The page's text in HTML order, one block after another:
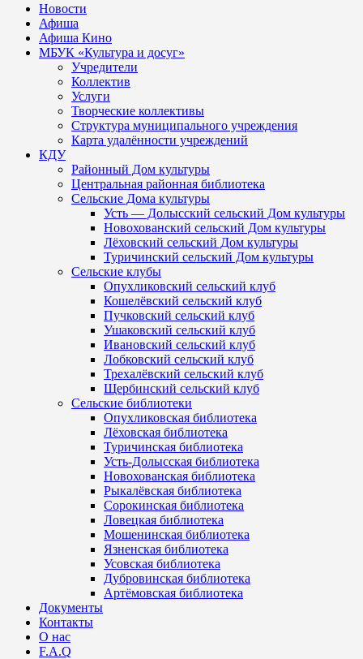
Новости
Афиша
Афиша Кино
МБУК «Культура и досуг»
Учредители
Коллектив
Услуги
Творческие коллективы
Структура муниципального учреждения
Карта удалённости учреждений
КДУ
Районный Дом культуры
Центральная районная библиотека
Сельские Дома культуры
Усть — Долысский сельский Дом культуры
Новохованский сельский Дом культуры
Лёховский сельский Дом культуры
Туричинский сельский Дом культуры
Сельские клубы
Опухликовский сельский клуб
Кошелёвский сельский клуб
Пучковский сельский клуб
Ушаковский сельский клуб
Ивановский сельский клуб
Лобковский сельский клуб
Трехалёвский сельский клуб
Щербинский сельский клуб
Сельские библиотеки
Опухликовская библиотека
Лёховская библиотека
Туричинская библиотека
Усть-Долысская библиотека
Новохованская библиотека
Рыкалёвская библиотека
Сорокинская библиотека
Ловецкая библиотека
Мошенинская библиотека
Язненская библиотека
Усовская библиотека
Дубровинская библиотека
Артёмовская библиотека
Документы
Контакты
О нас
F.A.Q